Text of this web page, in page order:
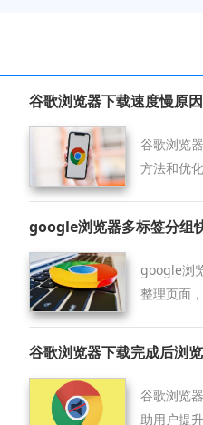
谷歌浏览器下载速度慢原
谷歌浏览
方法和优化
google浏览器多标签分组
google浏
整理页面
谷歌浏览器下载完成后浏
谷歌浏览
助用户提